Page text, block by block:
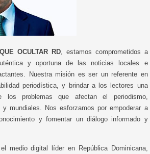
OCULTAR RD, estamos comprometidos a
y oportuna de las noticias locales e
Nuestra misión es ser un referente en
periodística, y brindar a los lectores una
los problemas que afectan el periodismo,
y mundiales. Nos esforzamos por empoderar a
y fomentar un diálogo informado y
medio digital líder en República Dominicana,